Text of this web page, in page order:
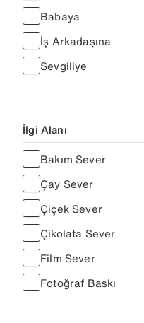
Babaya
İş Arkadaşına
Sevgiliye
İlgi Alanı
Bakım Sever
Çay Sever
Çiçek Sever
Çikolata Sever
Film Sever
Fotoğraf Baskı